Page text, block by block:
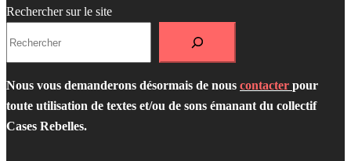
Rechercher sur le site
Nous vous demanderons désormais de nous contacter pour
toute utilisation de textes et/ou de sons émanant du collectif
Cases Rebelles.